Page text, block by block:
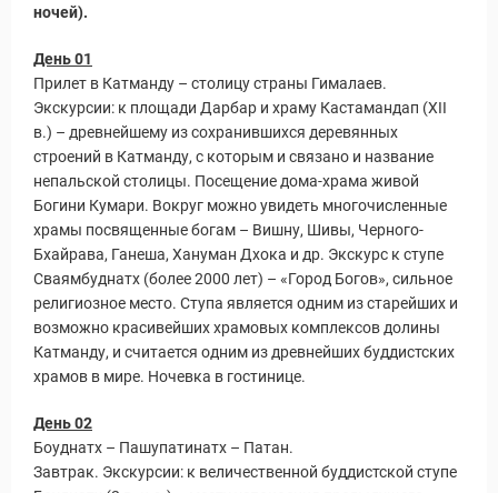
ночей).
День 01
Прилет в Катманду – столицу страны Гималаев.
Экскурсии: к площади Дарбар и храму Кастамандап (XII
в.) – древнейшему из сохранившихся деревянных
строений в Катманду, с которым и связано и название
непальской столицы. Посещение дома-храма живой
Богини Кумари. Вокруг можно увидеть многочисленные
храмы посвященные богам – Вишну, Шивы, Черного-
Бхайрава, Ганеша, Хануман Дхока и др. Экскурс к ступе
Сваямбуднатх (более 2000 лет) – «Город Богов», сильное
религиозное место. Ступа является одним из старейших и
возможно красивейших храмовых комплексов долины
Катманду, и считается одним из древнейших буддистских
храмов в мире. Ночевка в гостинице.
День 02
Боуднатх – Пашупатинатх – Патан.
Завтрак. Экскурсии: к величественной буддистской ступе